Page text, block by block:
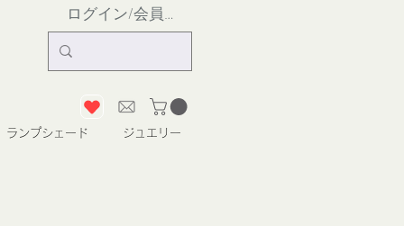
ログイン/会員登録
ランプシェード ジュエリー